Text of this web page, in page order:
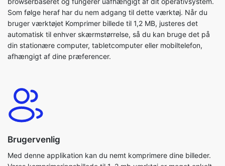
din stationære computer, tabletcomputer eller mobiltelefon,
afhængigt af dine præferencer.
Brugervenlig
Med denne applikation kan du nemt komprimere dine billeder.
at bruge; Det er ikke nødvendigt at være professionel for at
Fordi alt er på ét sted, behøver du ikke gætte, hvor du skal